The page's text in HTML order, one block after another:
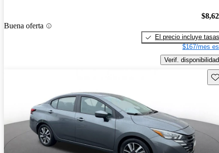
Buena oferta
El precio incluye tasas
$167/mes
Verif. disponibilidad